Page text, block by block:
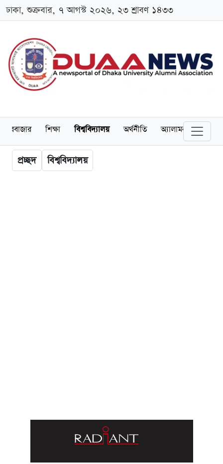
ঢাকা, শুক্রবার, ৭ আগস্ট ২০২৬, ২৩ শ্রাবণ ১৪৩৩
শিক্ষা বিশ্ববিদ্যালয় অর্থনীতি অ্যালামনাই
প্রচ্ছদ বিশ্ববিদ্যালয়